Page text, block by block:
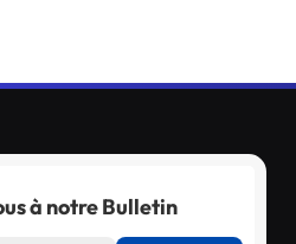
à notre Bulletin